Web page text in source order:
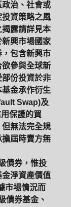
治、社會或
資策略之風
揭露請詳見本
興市場國家
包含新興市
參與全球新
份投資於非
金承作衍生
Swap)及
保護的買
無法完全規
屆時賣方無
債券，惟投
淨資產價值
市場情況而
債券基金、